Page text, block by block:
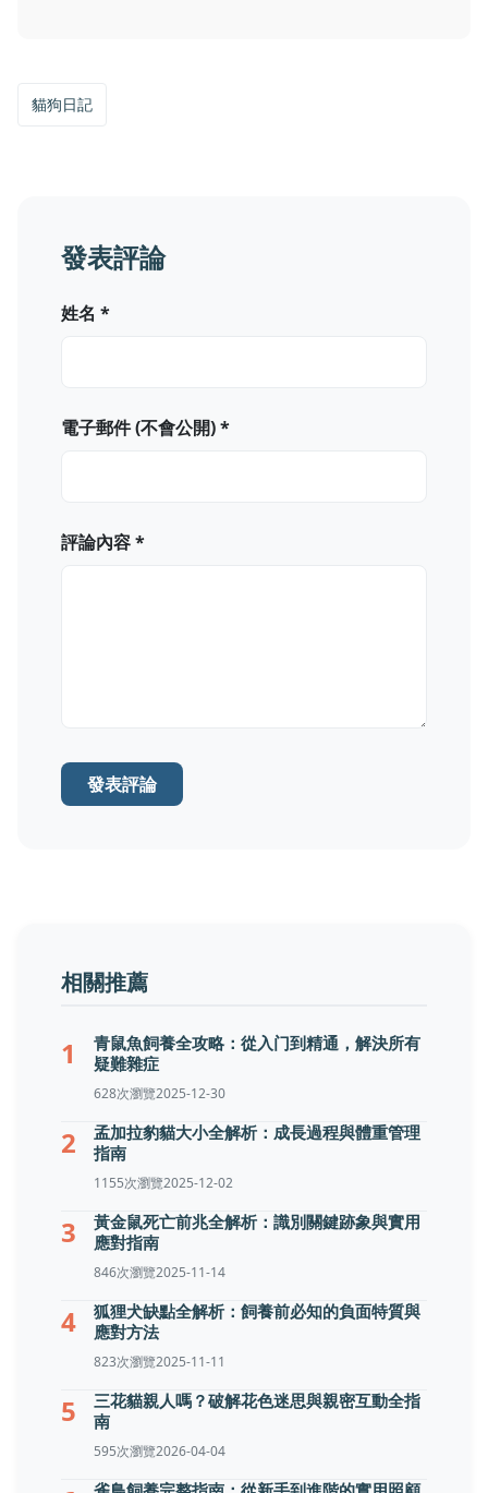
貓狗日記
發表評論
姓名 *
電子郵件 (不會公開) *
評論內容 *
發表評論
相關推薦
1
青鼠魚飼養全攻略：從入门到精通，解決所有
疑難雜症
628次瀏覽2025-12-30
2
孟加拉豹貓大小全解析：成長過程與體重管理
指南
1155次瀏覽2025-12-02
3
黃金鼠死亡前兆全解析：識別關鍵跡象與實用
應對指南
846次瀏覽2025-11-14
4
狐狸犬缺點全解析：飼養前必知的負面特質與
應對方法
823次瀏覽2025-11-11
5
三花貓親人嗎？破解花色迷思與親密互動全指
南
595次瀏覽2026-04-04